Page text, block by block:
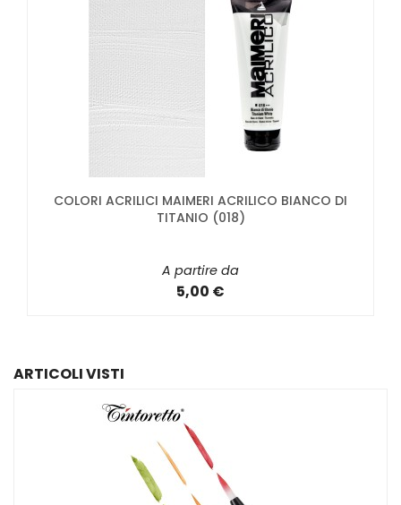
COLORI ACRILICI MAIMERI ACRILICO BIANCO DI
TITANIO (018)
A partire da
5,00 €
ARTICOLI VISTI